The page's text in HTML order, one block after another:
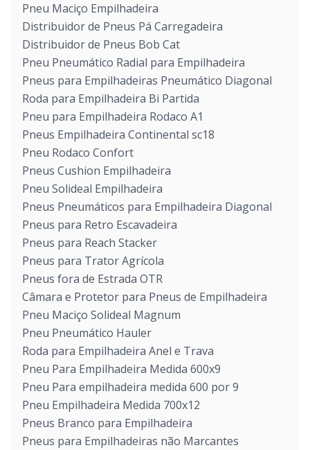
Pneu Maciço Empilhadeira
Distribuidor de Pneus Pá Carregadeira
Distribuidor de Pneus Bob Cat
Pneu Pneumático Radial para Empilhadeira
Pneus para Empilhadeiras Pneumático Diagonal
Roda para Empilhadeira Bi Partida
Pneu para Empilhadeira Rodaco A1
Pneus Empilhadeira Continental sc18
Pneu Rodaco Confort
Pneus Cushion Empilhadeira
Pneu Solideal Empilhadeira
Pneus Pneumáticos para Empilhadeira Diagonal
Pneus para Retro Escavadeira
Pneus para Reach Stacker
Pneus para Trator Agrícola
Pneus fora de Estrada OTR
Câmara e Protetor para Pneus de Empilhadeira
Pneu Maciço Solideal Magnum
Pneu Pneumático Hauler
Roda para Empilhadeira Anel e Trava
Pneu Para Empilhadeira Medida 600x9
Pneu Para empilhadeira medida 600 por 9
Pneu Empilhadeira Medida 700x12
Pneus Branco para Empilhadeira
Pneus para Empilhadeiras não Marcantes